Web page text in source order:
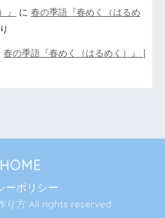
』 に 春の季語『春めく（はるめ
春の季語『春めく（はるめく）』 |
HOME
ーポリシー
り方 All rights reserved.